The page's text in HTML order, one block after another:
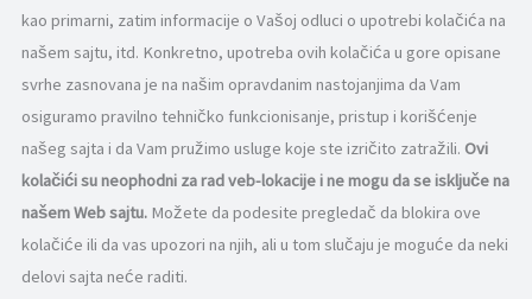
kao primarni, zatim informacije o Vašoj odluci o upotrebi kolačića na
našem sajtu, itd. Konkretno, upotreba ovih kolačića u gore opisane
svrhe zasnovana je na našim opravdanim nastojanjima da Vam
osiguramo pravilno tehničko funkcionisanje, pristup i korišćenje
našeg sajta i da Vam pružimo usluge koje ste izričito zatražili. Ovi
kolačići su neophodni za rad veb-lokacije i ne mogu da se isključena
našem Web sajtu. Možete da podesite pregledač da blokira ove
kolačiće ili da vas upozori na njih, ali u tom slučaju je moguće da neki
delovi sajta neće raditi.